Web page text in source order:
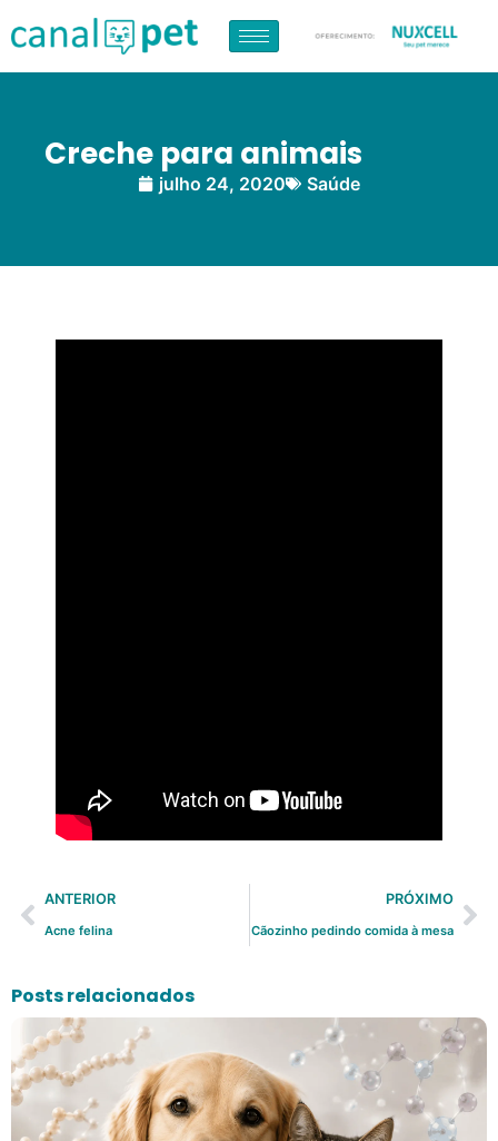
Creche para animais
julho 24, 2020 Saúde
ANTERIOR
Acne felina
PRÓXIMO
Cãozinho pedindo comida à mesa
Posts relacionados